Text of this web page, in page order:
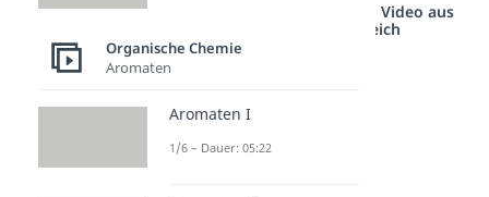
Studyflix vernetzt: Hier ein Video aus
einem anderen Bereich
Organische Chemie
Aromaten
Aromaten I
1/6 – Dauer: 05:22